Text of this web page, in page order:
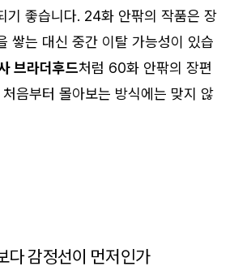
기 좋습니다. 24화 안팎의 작품은 장
쌓는 대신 중간 이탈 가능성이 있습
브라더후드처럼 60화 안팎의 장편
음부터 몰아보는 방식에는 맞지 않
다 감정선이 먼저인가